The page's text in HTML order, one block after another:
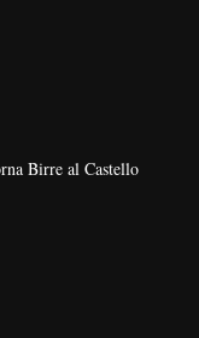
Birre al Castello